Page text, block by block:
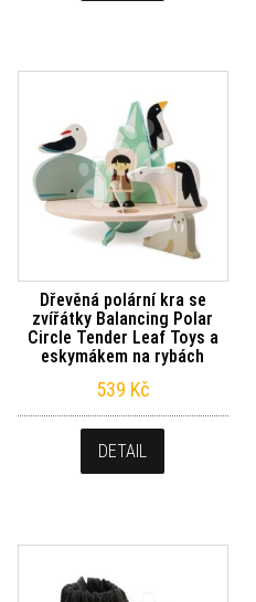
Dřevěná polární kra se
zvířátky Balancing Polar
Circle Tender Leaf Toys a
eskymákem na rybách
539 Kč
DETAIL